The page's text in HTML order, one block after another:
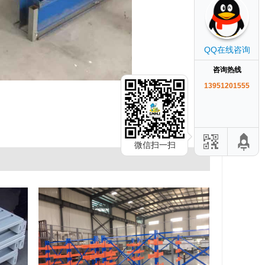
QQ在线咨询
咨询热线
13951201555
微信扫一扫